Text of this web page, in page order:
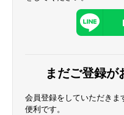
まだご登録が
会員登録をしていただきま
便利です。